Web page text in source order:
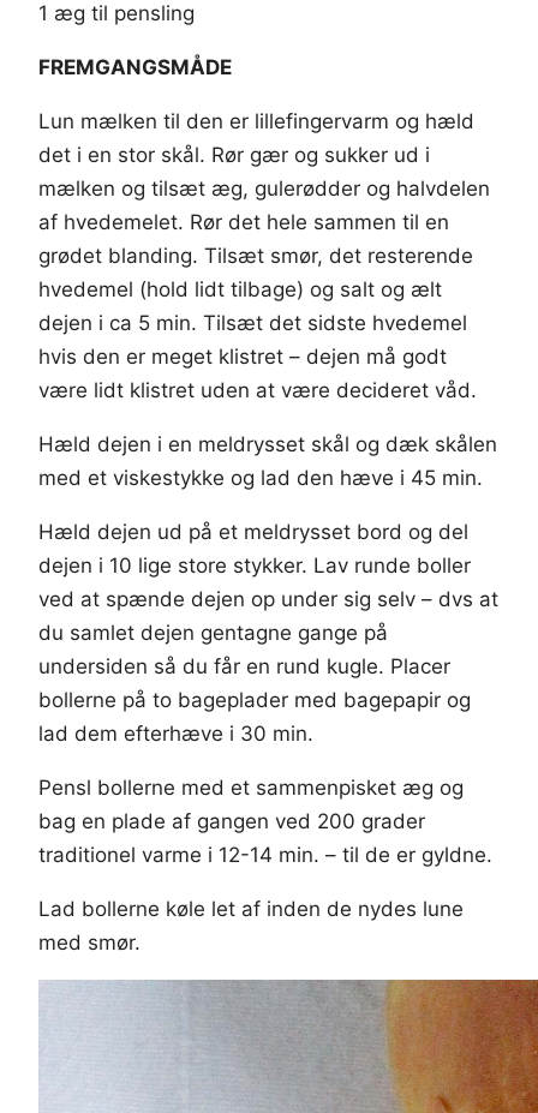
1 æg til pensling
FREMGANGSMÅDE
Lun mælken til den er lillefingervarm og hæld
det i en stor skål. Rør gær og sukker ud i
mælken og tilsæt æg, gulerødder og halvdelen
af hvedemelet. Rør det hele sammen til en
grødet blanding. Tilsæt smør, det resterende
hvedemel (hold lidt tilbage) og salt og ælt
dejen i ca 5 min. Tilsæt det sidste hvedemel
hvis den er meget klistret – dejen må godt
være lidt klistret uden at være decideret våd.
Hæld dejen i en meldrysset skål og dæk skålen
med et viskestykke og lad den hæve i 45 min.
Hæld dejen ud på et meldrysset bord og del
dejen i 10 lige store stykker. Lav runde boller
ved at spænde dejen op under sig selv – dvs at
du samlet dejen gentagne gange på
undersiden så du får en rund kugle. Placer
bollerne på to bageplader med bagepapir og
lad dem efterhæve i 30 min.
Pensl bollerne med et sammenpisket æg og
bag en plade af gangen ved 200 grader
traditionel varme i 12-14 min. – til de er gyldne.
Lad bollerne køle let af inden de nydes lune
med smør.